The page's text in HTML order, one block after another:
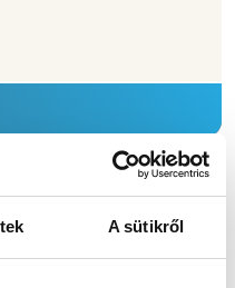
A sütikről